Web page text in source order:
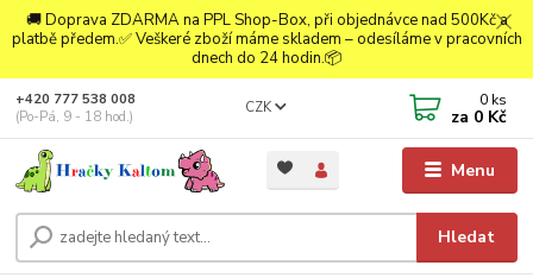
🚚 Doprava ZDARMA na PPL Shop-Box, při objednávce nad 500Kč a
platbě předem.✅ Veškeré zboží máme skladem – odesíláme v pracovních
dnech do 24 hodin.📦
Menu
CZK
Hledat
+420 777 538 008
(Po-Pá, 9 - 18 hod.)
0 ks
za 0 Kč